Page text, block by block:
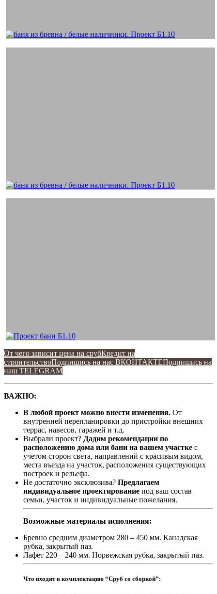
От чего зависит цена на срубКредит на
строительствоПодпишись на наc ВКОНТАКТЕПодпишись на
наш TELEGRAM
ВАЖНО:
В любой проект можно внести изменения. От
внутренней перепланировки до пристройки внешних
террас, навесов, гаражей и т.д.
Выбрали проект? Дадим рекомендации по
расположению дома или бани на вашем участке с
учетом сторон света, направлений с красивым видом,
места въезда на участок, расположения существующих
построек и рельефа.
Не достаточно эксклюзива? Предлагаем
индивидуальное проектирование под ваш состав
семьи, участок и индивидуальные пожелания.
Возможные материалы исполнения:
Бревно средним диаметром 280 – 450 мм. Канадская
рубка, закрытый паз.
Лафет 220 – 240 мм. Норвежская рубка, закрытый паз.
Что входит в комплектацию “Сруб со сборкой”: